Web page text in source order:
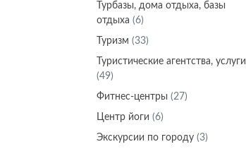
Турбазы, дома отдыха, базы
отдыха (6)
Туризм (33)
Туристические агентства, услуги
(49)
Фитнес-центры (27)
Центр йоги (6)
Экскурсии по городу (3)